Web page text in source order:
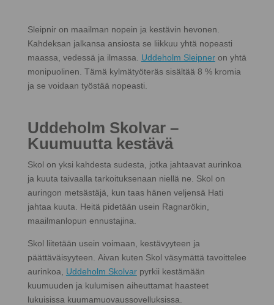
Sleipnir on maailman nopein ja kestävin hevonen.
Kahdeksan jalkansa ansiosta se liikkuu yhtä nopeasti
maassa, vedessä ja ilmassa. Uddeholm Sleipneron yhtä
monipuolinen. Tämä kylmätyöteräs sisältää 8 % kromia
ja se voidaan työstää nopeasti.
Uddeholm Skolvar –
Kuumuutta kestävä
Skol on yksi kahdesta sudesta, jotka jahtaavat aurinkoa
ja kuuta taivaalla tarkoituksenaan niellä ne. Skol on
auringon metsästäjä, kun taas hänen veljensä Hati
jahtaa kuuta. Heitä pidetään usein Ragnarökin,
maailmanlopun ennustajina.
Skol liitetään usein voimaan, kestävyyteen ja
päättäväisyyteen. Aivan kuten Skol väsymättä tavoittelee
aurinkoa, Uddeholm Skolvarpyrkii kestämään
kuumuuden ja kulumisen aiheuttamat haasteet
lukuisissa kuumamuovaussovelluksissa.